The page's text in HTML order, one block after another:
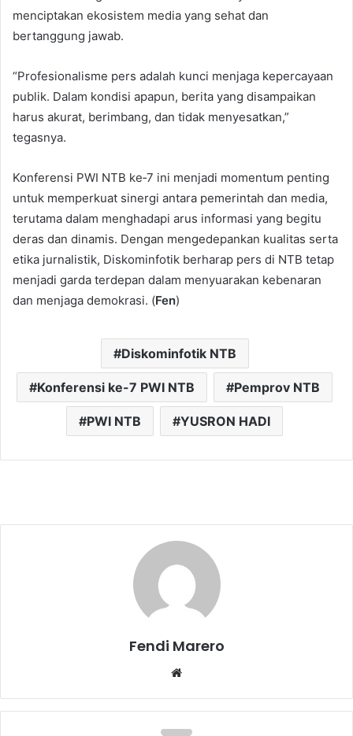
menciptakan ekosistem media yang sehat dan
bertanggung jawab.
“Profesionalisme pers adalah kunci menjaga kepercayaan
publik. Dalam kondisi apapun, berita yang disampaikan
harus akurat, berimbang, dan tidak menyesatkan,”
tegasnya.
Konferensi PWI NTB ke‑7 ini menjadi momentum penting
untuk memperkuat sinergi antara pemerintah dan media,
terutama dalam menghadapi arus informasi yang begitu
deras dan dinamis. Dengan mengedepankan kualitas serta
etika jurnalistik, Diskominfotik berharap pers di NTB tetap
menjadi garda terdepan dalam menyuarakan kebenaran
dan menjaga demokrasi. (Fen)
Diskominfotik NTB
Konferensi ke-7 PWI NTB Pemprov NTB
PWI NTB YUSRON HADI
Fendi Marero